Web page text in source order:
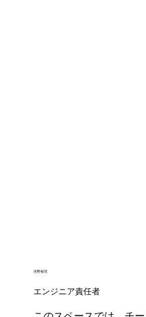
エンジニア責任者
河野裕司